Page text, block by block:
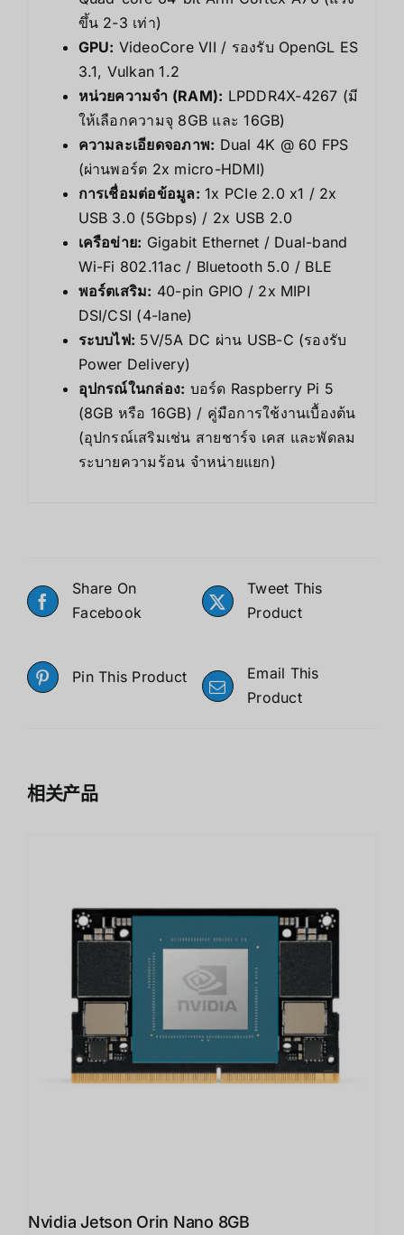
ขึ้น 2-3 เท่า)
GPU: VideoCore VII / รองรับ OpenGL ES
3.1, Vulkan 1.2
หน่วยความจำ (RAM): LPDDR4X-4267 (มี
ให้เลือกความจุ 8GB และ 16GB)
ความละเอียดจอภาพ: Dual 4K @ 60 FPS
(ผ่านพอร์ต 2x micro-HDMI)
การเชื่อมต่อข้อมูล: 1x PCIe 2.0 x1 / 2x
USB 3.0 (5Gbps) / 2x USB 2.0
เครือข่าย: Gigabit Ethernet / Dual-band
Wi-Fi 802.11ac / Bluetooth 5.0 / BLE
พอร์ตเสริม: 40-pin GPIO / 2x MIPI
DSI/CSI (4-lane)
ระบบไฟ: 5V/5A DC ผ่าน USB-C (รองรับ
Power Delivery)
อุปกรณ์ในกล่อง: บอร์ด Raspberry Pi 5
(8GB หรือ 16GB) / คู่มือการใช้งานเบื้องต้น
(อุปกรณ์เสริมเช่น สายชาร์จ เคส และพัดลม
ระบายความร้อน จำหน่ายแยก)
Share On
Facebook
Tweet This
Product
Pin This Product
Email This
Product
相关产品
Nvidia Jetson Orin Nano 8GB